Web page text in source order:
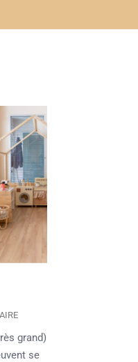
grand)
se